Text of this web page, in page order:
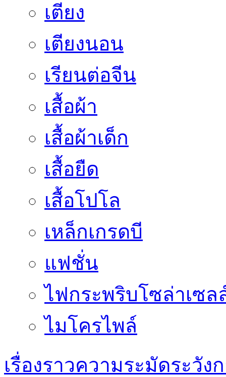
เตียง
เตียงนอน
เรียนต่อจีน
เสื้อผ้า
เสื้อผ้าเด็ก
เสื้อยืด
เสื้อโปโล
เหล็กเกรดบี
แฟชั่น
ไฟกระพริบโซล่าเซล
ไมโครไพล์
เรื่องราวความระมัดระวัง